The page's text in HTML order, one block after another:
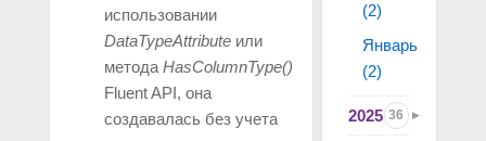
использовании
DataTypeAttributeили
метода HasColumnType()
Fluent API, она
создавалась без учета
(2)
Январь
(2)
2025 36